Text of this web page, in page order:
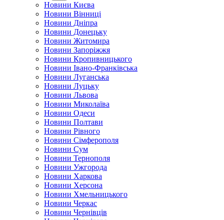
Новини Києва
Новини Вінниці
Новини Дніпра
Новини Донецьку
Новини Житомира
Новини Запоріжжя
Новини Кропивницького
Новини Івано-Франківська
Новини Луганська
Новини Луцьку
Новини Львова
Новини Миколаїва
Новини Одеси
Новини Полтави
Новини Рівного
Новини Сімферополя
Новини Сум
Новини Тернополя
Новини Ужгорода
Новини Харкова
Новини Херсона
Новини Хмельницького
Новини Черкас
Новини Чернівців